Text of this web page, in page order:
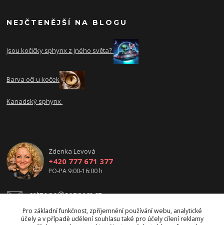
NEJČTENĚJŠÍ NA BLOGU
Jsou kočičky sphynx z jného světa?
Barva očí u koček
Kanadský sphynx
Zdenka Levová
+420 777 671 377
PO-PA 9:00-16:00 h
catzone@seznam.cz
Pro základní funkčnost, zpříjemnění používání webu, analytické
účely a v případě udělení souhlasu také pro účely cílení reklamy